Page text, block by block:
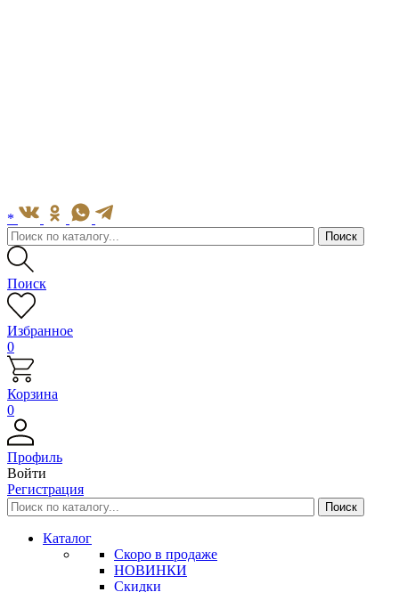
*
Поиск
Избранное
0
Корзина
0
Профиль
Войти
Регистрация
Каталог
Скоро в продаже
НОВИНКИ
Скидки